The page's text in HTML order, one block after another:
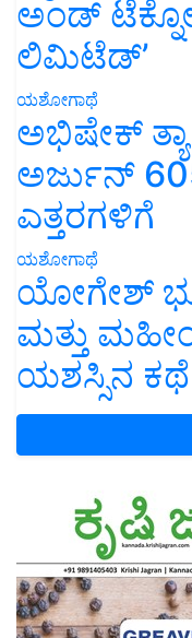
ಅಂಡ್
ಲಿಮಿಟೆಡ್’
ಯಶೋಗಾಥೆ
ಅಭಿಷೇಕ್
ಅರ್ಜುನ್
ಎತ್ತರಗಳಿಗೆ
ಯಶೋಗಾಥೆ
ಯೋಗೇಶ್
ಮತ್ತು
ಯಶಸ್ಸಿನ ಕಥೆ